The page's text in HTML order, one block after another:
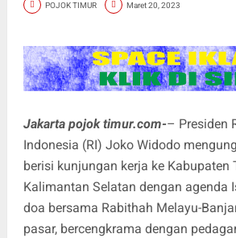
POJOK TIMUR Maret 20, 2023
Jakarta pojok timur.com-– Presiden
Indonesia (RI) Joko Widodo
berisi kunjungan kerja ke Kabupaten
Kalimantan Selatan dengan agenda
doa bersama Rabithah Melayu-
pasar, bercengkrama dengan